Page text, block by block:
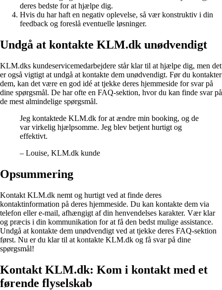
deres bedste for at hjælpe dig.
Hvis du har haft en negativ oplevelse, så vær konstruktiv i din
feedback og foreslå eventuelle løsninger.
Undgå at kontakte KLM.dk unødvendigt
KLM.dks kundeservicemedarbejdere står klar til at hjælpe dig, men det
er også vigtigt at undgå at kontakte dem unødvendigt. Før du kontakter
dem, kan det være en god idé at tjekke deres hjemmeside for svar på
dine spørgsmål. De har ofte en FAQ-sektion, hvor du kan finde svar på
de mest almindelige spørgsmål.
Jeg kontaktede KLM.dk for at ændre min booking, og de
var virkelig hjælpsomme. Jeg blev betjent hurtigt og
effektivt.
– Louise, KLM.dk kunde
Opsummering
Kontakt KLM.dk nemt og hurtigt ved at finde deres
kontaktinformation på deres hjemmeside. Du kan kontakte dem via
telefon eller e-mail, afhængigt af din henvendelses karakter. Vær klar
og præcis i din kommunikation for at få den bedst mulige assistance.
Undgå at kontakte dem unødvendigt ved at tjekke deres FAQ-sektion
først. Nu er du klar til at kontakte KLM.dk og få svar på dine
spørgsmål!
Kontakt KLM.dk: Kom i kontakt med et
førende flyselskab